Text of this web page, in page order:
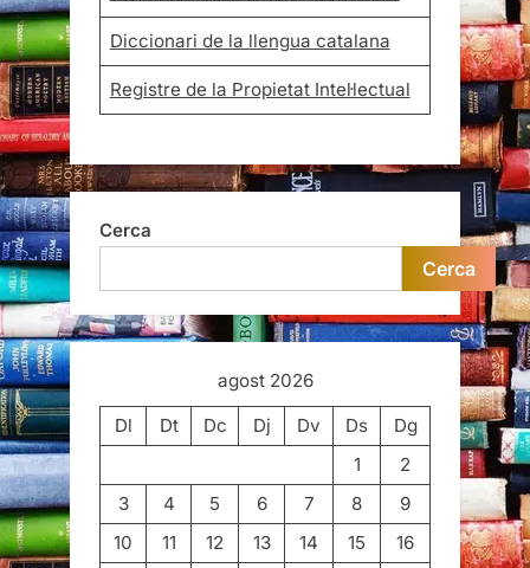
Diccionari de la llengua catalana
Registre de la Propietat Intel·lectual
Cerca
Cerca
agost 2026
Dl
Dt Dc Dj Dv Ds
Dg
1
2
3
4 5 6 7 8
9
10
11 12 13 14 15
16